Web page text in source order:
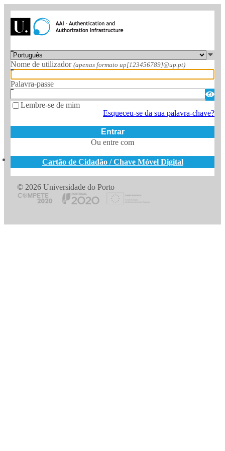
Nome de utilizador (apenas formato up[123456789]@up.pt)
Palavra-passe
Lembre-se de mim
Esqueceu-se da sua palavra-chave?
Entrar
Ou entre com
Cartão de Cidadão / Chave Móvel Digital
© 2026 Universidade do Porto